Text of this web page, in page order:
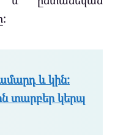
և կին:
տարբեր կերպ